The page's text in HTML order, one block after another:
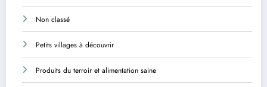
Non classé
Petits villages à découvrir
Produits du terroir et alimentation saine